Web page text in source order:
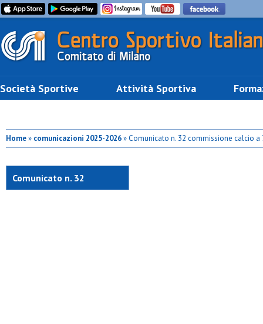
Società Sportive Attività Sportiva
Home» comunicazioni 2025-2026» Comunicato n. 32 commissione calcio a
Comunicato n. 32